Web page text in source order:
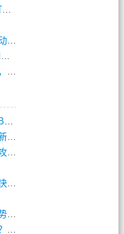
寻找WOO传奇私服，有什么快速升级和打宝(864)
如何正确使用特殊戒指来进行公益传奇活动？(10)
单职业打金传奇(重塑经典，单职业传奇闪耀(10)
仗剑问仙途，仙罡神器传：探索上古洪荒，揭(813)
龙渊版本地图坐标全解析，如何快速定位BO(3)
逆天单职业微端传奇如何快速提升战力？新手(2)
红月传说战神版如何快速提升战力？新手攻略(2)
逆水寒单职业存在哪些可利用漏洞？如何快速(1)
一键元宝完成任务究竟能带来哪些超值优势？(0)
一个特戒对传奇玩家来说真的就够用了吗？(0)